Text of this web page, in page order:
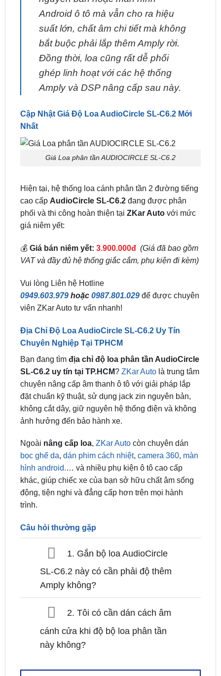
dễ dàng khai thác tối đa nguồn
năng lượng từ màn hình zin
nguyên bản hoặc màn hình
Android ô tô mà vẫn cho ra hiệu
suất lớn, chất âm chi tiết mà không
bắt buộc phải lắp thêm Amply rời.
ghép linh hoạt với các hệ thống
Cập Nhật Giá Độ Loa AudioCircle SL-C6.2 Mới
Giá Loa phân tần AUDIOCIRCLE SL-C6.2
Hiện tại, hệ thống loa cánh phân tần 2 đường tiếng
phối và thi công hoàn thiện tạiZKar Autovới mức
giá niêm yết:
💰Giá bán niêm yết:3.900.000đ
VAT và đầy đủ hệ thống giắc cắm, phụ kiện đi kèm)
0949.603.979hoặc0987.801.029để được chuyên
viên ZKar Auto tư vấn nhanh!
Địa Chỉ Độ Loa AudioCircle SL-C6.2 Uy Tín
Chuyên Nghiệp Tại TPHCM
Bạn đang tìm địa chỉ độ loa phân tần AudioCircle
SL-C6.2 uy tín tại TP.HCM ?ZKar Autolà trung tâm
chuyên nâng cấp âm thanh ô tô với giải pháp lắp
không cắt dây, giữ nguyên hệ thống điện và không
ảnh hưởng đến bảo hành xe.
Ngoàinâng cấp loa,ZKar Auto còn chuyên dán
bọc ghế da,dán phim cách nhiệt camera 360,
hình android.
động, tiện nghi và đẳng cấp hơn trên mọi hành
Câu hỏi thường gặp
1. Gắn bộ loa AudioCircle
SL-C6.2 này có cần phải độ thêm
Amply không?
2. Tôi có cần dán cách âm
cánh cửa khi độ bộ loa phân tần